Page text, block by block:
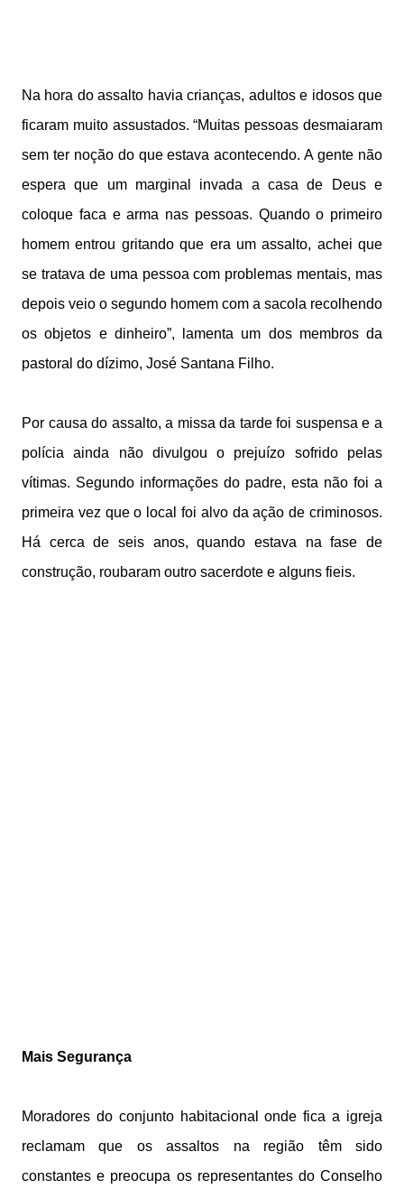
Na hora do assalto havia crianças, adultos e idosos que
ficaram muito assustados. “Muitas pessoas desmaiaram
sem ter noção do que estava acontecendo. A gente não
espera que um marginal invada a casa de Deus e
coloque faca e arma nas pessoas. Quando o primeiro
homem entrou gritando que era um assalto, achei que
se tratava de uma pessoa com problemas mentais, mas
depois veio o segundo homem com a sacola recolhendo
os objetos e dinheiro”, lamenta um dos membros da
pastoral do dízimo, José Santana Filho.
Por causa do assalto, a missa da tarde foi suspensa e a
polícia ainda não divulgou o prejuízo sofrido pelas
vítimas. Segundo informações do padre, esta não foi a
primeira vez que o local foi alvo da ação de criminosos.
Há cerca de seis anos, quando estava na fase de
construção, roubaram outro sacerdote e alguns fieis.
Mais Segurança
Moradores do conjunto habitacional onde fica a igreja
reclamam que os assaltos na região têm sido
constantes e preocupa os representantes do Conselho